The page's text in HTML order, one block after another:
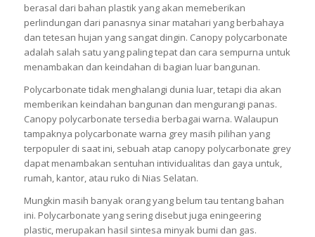
berasal dari bahan plastik yang akan memeberikan
perlindungan dari panasnya sinar matahari yang berbahaya
dan tetesan hujan yang sangat dingin. Canopy polycarbonate
adalah salah satu yang paling tepat dan cara sempurna untuk
menambakan dan keindahan di bagian luar bangunan.
Polycarbonate tidak menghalangi dunia luar, tetapi dia akan
memberikan keindahan bangunan dan mengurangi panas.
Canopy polycarbonate tersedia berbagai warna. Walaupun
tampaknya polycarbonate warna grey masih pilihan yang
terpopuler di saat ini, sebuah atap canopy polycarbonate grey
dapat menambakan sentuhan intividualitas dan gaya untuk,
rumah, kantor, atau ruko di Nias Selatan.
Mungkin masih banyak orang yang belum tau tentang bahan
ini. Polycarbonate yang sering disebut juga eningeering
plastic, merupakan hasil sintesa minyak bumi dan gas.